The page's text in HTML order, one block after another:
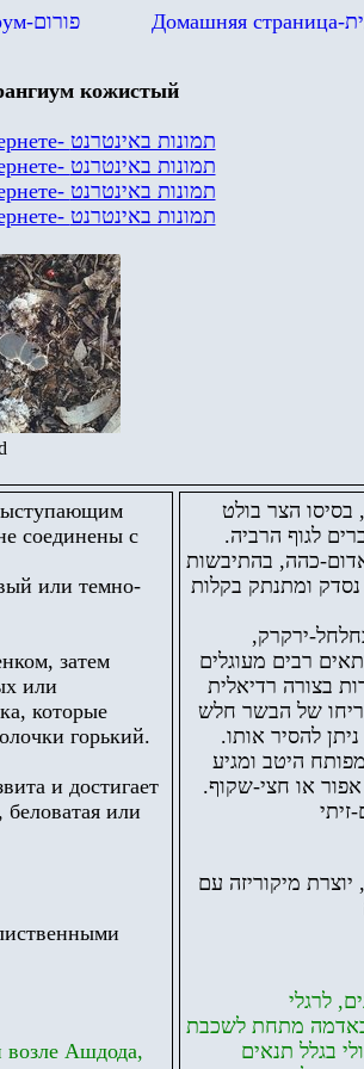
פורום Домашняя страница-
кожистый
תמונות באינטרנט
תמונות באינטרנט
תמונות באינטרנט
תמונות באינטרנט
соединены с
или темно-
затем
или
которые
горький.
и достигает
или
возле Ашдода,
פקעת או כדור קטן, קוטרו 1-2,5 ס"מ, בסיסו הצר בולט
לגוף הרביה.
כהה, בהתיבשות
ומתנתק בקלות
ירקרק,
רבים מעוגלים
בצורה רדיאלית
ריחו של הבשר חלש
להסיר אותו.
מפותח היטב ומגיע
אפור או חצי-שקוף.
מיקוריזה עם
לרגלי
באדמה מתחת לשכבת
בגלל תנאים